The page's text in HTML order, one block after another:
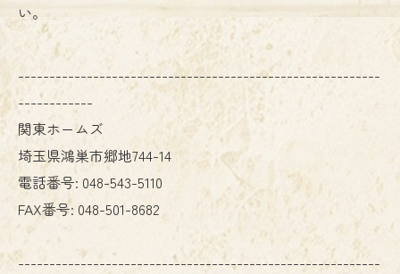
い。
----------------------------------------------------------
------------
関東ホームズ
埼玉県鴻巣市郷地744-14
電話番号: 048-543-5110
FAX番号: 048-501-8682
----------------------------------------------------------